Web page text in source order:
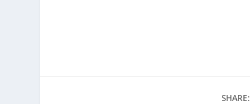
SHARE: